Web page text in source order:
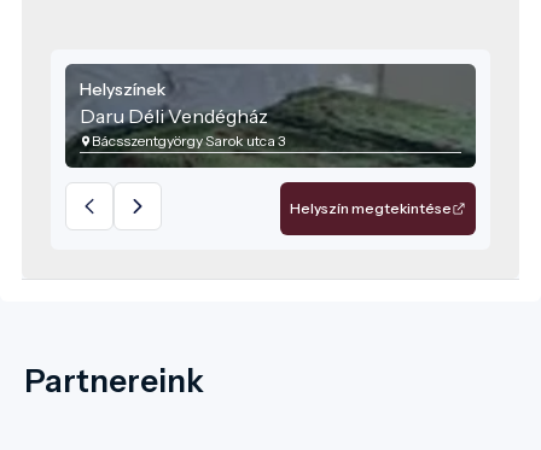
Helyszínek
Daru Déli Vendégház
Bácsszentgyörgy Sarok utca 3
Helyszín megtekintése
Partnereink